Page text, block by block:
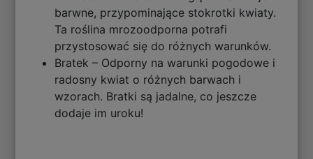
barwne, przypominające stokrotki kwiaty.
Ta roślina mrozoodporna potrafi
przystosować się do różnych warunków.
Bratek – Odporny na warunki pogodowe i
radosny kwiat o różnych barwach i
wzorach. Bratki są jadalne, co jeszcze
dodaje im uroku!